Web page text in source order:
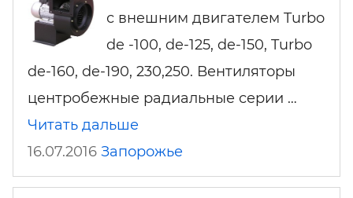
с внешним двигателем Turbo
de -100, de-125, de-150, Turbo
de-160, de-190, 230,250. Вентиляторы
центробежные радиальные серии …
Читать дальше
16.07.2016 Запорожье